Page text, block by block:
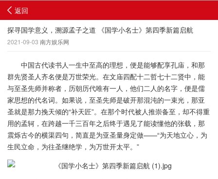
返回
探寻国学意义，溯源孟子之道 《国学小名士》第四季新篇启航
2021-09-03 南方娱乐网
中国古代读书人一生中至高的理想，便是能够配享孔庙，和那
群先贤圣人齐名便是万世荣光。在文庙四配十二哲七十二贤中，能
与至圣先师并称者，历朝历代唯有一人，他们二人的名字，便是儒
家思想的代名词。如果说，至圣先师是破开那混沌的一束光，那亚
圣就是那力挽天倾的“补天匠”。在那个时代被人推崇备至，却不得重
用的孟轲，在跨越一千三百年之后终于遇见了能读懂他的张载，那
震烁古今的横渠四句，简直是为亚圣量身定做——“为天地立心，为
生民立命，为往圣继绝学，为万世开太平。”